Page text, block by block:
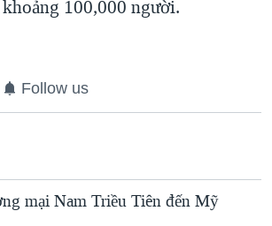
100,000 người.
Follow us
mại Nam Triều Tiên đến Mỹ